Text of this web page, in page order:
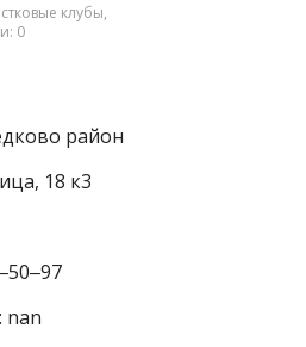
клубы,
0
район
18 к3
nan